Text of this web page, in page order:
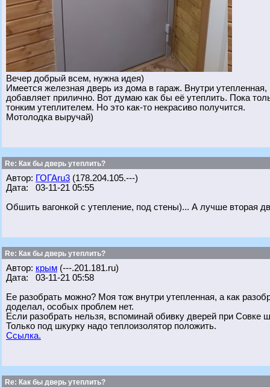
Вечер добрый всем, нужна идея)
Имеется железная дверь из дома в гараж. Внутри
добавляет прилично. Вот думаю как бы её утеплить. Пока
тонким утеплителем. Но это как-то некрасиво получится.
Мотолодка выручай)
Re: Как бы дверь утеплить?
Автор: ГОГАru3 (178.204.105.---)
Дата: 03-11-21 05:55
Обшить вагонкой с утепление, под стены)... А лучше вторая
Re: Как бы дверь утеплить?
Автор: крым (---.201.181.ru)
Дата: 03-11-21 05:58
Ее разобрать можно? Моя тож внутри утепленная, а как
доделал, особых проблем нет.
Если разобрать нельзя, вспоминай обивку дверей при Совке
Только под шкурку надо теплоизолятор положить.
Ссылка.
Re: Как бы дверь утеплить?